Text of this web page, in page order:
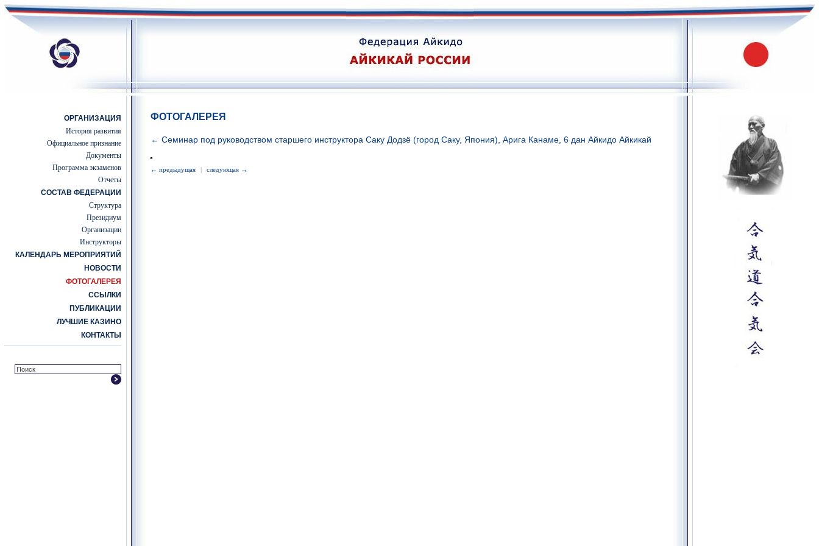
ОРГАНИЗАЦИЯ
История развития
Официальное признание
Документы
Программа экзаменов
Отчеты
СОСТАВ ФЕДЕРАЦИИ
Структура
Президиум
Организации
Инструкторы
КАЛЕНДАРЬ МЕРОПРИЯТИЙ
НОВОСТИ
ФОТОГАЛЕРЕЯ
ССЫЛКИ
ПУБЛИКАЦИИ
ЛУЧШИЕ КАЗИНО
КОНТАКТЫ
ФОТОГАЛЕРЕЯ
← Семинар под руководством старшего инструктора Саку Додзё (город Саку, Япония), Арига Канаме, 6 дан Айкидо Айкикай
← предыдущая | следующая →